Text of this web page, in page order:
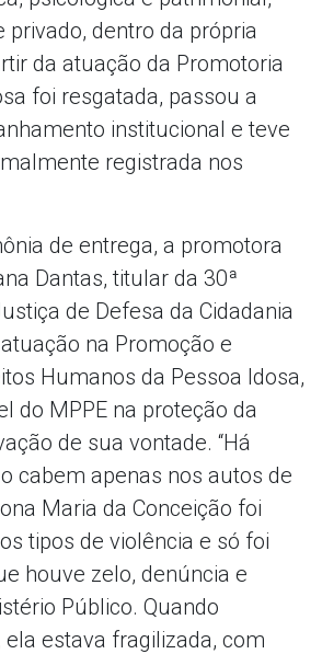
privado, dentro da própria
da atuação da Promotoria
foi resgatada, passou a
institucional e teve
registrada nos
de entrega, a promotora
Dantas, titular da 30ª
de Defesa da Cidadania
na Promoção e
Humanos da Pessoa Idosa,
do MPPE na proteção da
de sua vontade. “Há
cabem apenas nos autos de
Maria da Conceição foi
tipos de violência e só foi
houve zelo, denúncia e
Público. Quando
estava fragilizada, com